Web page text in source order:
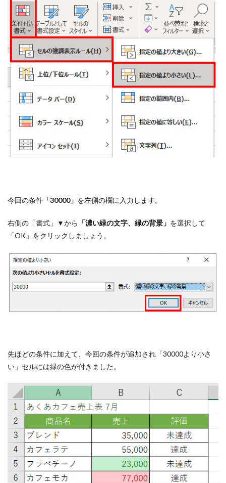
今回の条件 「30000」 を左側の欄に入力します。
右側の「書式」▼から 「濃い緑の文字、緑の背景」 を選択して
「OK」をクリックしましょう。
先ほどの条件に加えて、今回の条件が追加され「30000より小さ
い」セルには緑の色が付きました。